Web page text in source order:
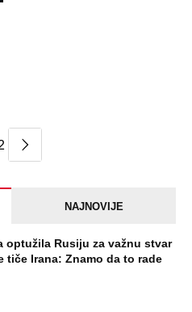
NAJNOVIJE
optužila Rusiju za važnu stvar
tiče Irana: Znamo da to rade